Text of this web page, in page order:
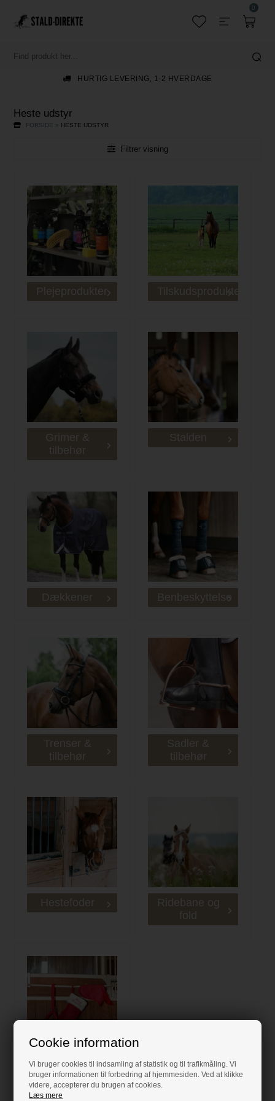
Cookie information
Vi bruger cookies til indsamling af statistik og til trafikmåling. Vi
bruger informationen til forbedring af hjemmesiden. Ved at klikke
videre, accepterer du brugen af cookies.
Læs mere
0
HURTIG LEVERING, 1-2 HVERDAGE
Heste udstyr
FORSIDE » HESTE UDSTYR
Filtrer visning
Plejeprodukter Tilskudsprodukter
Grimer &
tilbehør
Stalden
Dækkener Benbeskyttelse
Trenser &
tilbehør
Sadler &
tilbehør
Hestefoder
Ridebane og
fold
AKTUELT
Find hvad hesten har brug for hos Stald-direkte